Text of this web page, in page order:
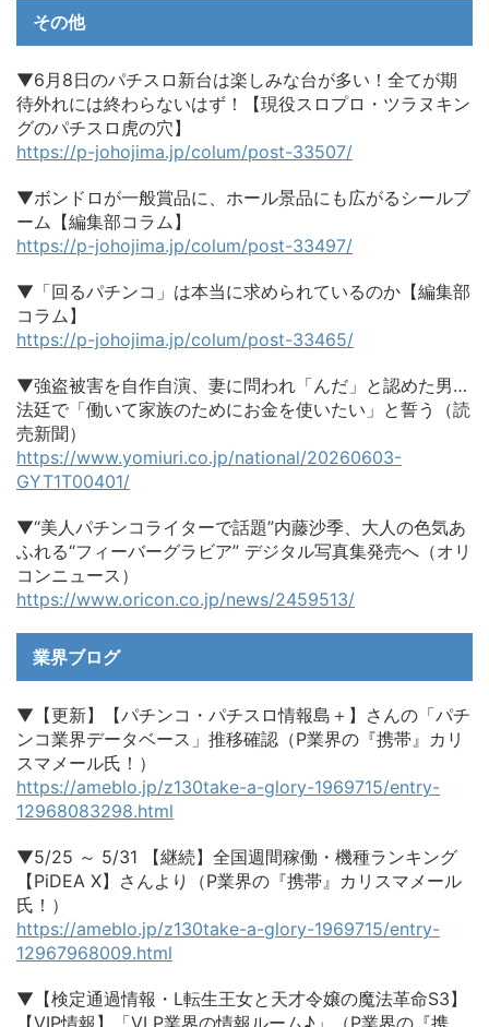
その他
▼6月8日のパチスロ新台は楽しみな台が多い！全てが期
待外れには終わらないはず！【現役スロプロ・ツラヌキン
グのパチスロ虎の穴】
https://p-johojima.jp/colum/post-33507/
▼ボンドロが一般賞品に、ホール景品にも広がるシールブ
ーム【編集部コラム】
https://p-johojima.jp/colum/post-33497/
▼「回るパチンコ」は本当に求められているのか【編集部
コラム】
https://p-johojima.jp/colum/post-33465/
▼強盗被害を自作自演、妻に問われ「んだ」と認めた男…
法廷で「働いて家族のためにお金を使いたい」と誓う（読
売新聞）
https://www.yomiuri.co.jp/national/20260603-
GYT1T00401/
▼“美人パチンコライターで話題”内藤沙季、大人の色気あ
ふれる“フィーバーグラビア” デジタル写真集発売へ（オリ
コンニュース）
https://www.oricon.co.jp/news/2459513/
業界ブログ
▼【更新】【パチンコ・パチスロ情報島＋】さんの「パチ
ンコ業界データベース」推移確認（P業界の『携帯』カリ
スマメール氏！）
https://ameblo.jp/z130take-a-glory-1969715/entry-
12968083298.html
▼5/25 ～ 5/31 【継続】全国週間稼働・機種ランキング
【PiDEA X】さんより（P業界の『携帯』カリスマメール
氏！）
https://ameblo.jp/z130take-a-glory-1969715/entry-
12967968009.html
▼【検定通過情報・L転生王女と天才令嬢の魔法革命S3】
【VIP情報】「VI P業界の情報ルーム♪」（P業界の『携